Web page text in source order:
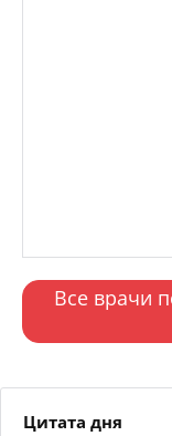
Все врачи
Цитата дня